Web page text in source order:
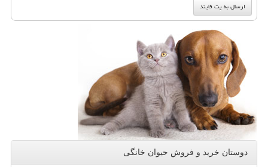
دوستان خرید و فروش حیوان خانگی